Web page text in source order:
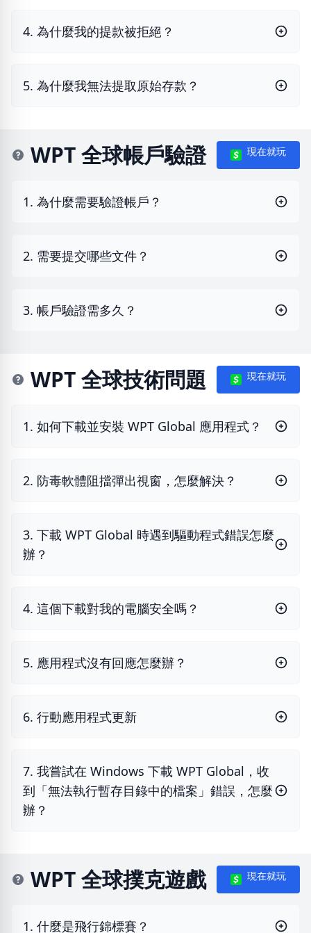
4. 為什麼我的提款被拒絕？
5. 為什麼我無法提取原始存款？
WPT 全球帳戶驗證 現在就玩
1. 為什麼需要驗證帳戶？
2. 需要提交哪些文件？
3. 帳戶驗證需多久？
WPT 全球技術問題 現在就玩
1. 如何下載並安裝 WPT Global 應用程式？
2. 防毒軟體阻擋彈出視窗，怎麼解決？
3. 下載 WPT Global 時遇到驅動程式錯誤怎麼
辦？
4. 這個下載對我的電腦安全嗎？
5. 應用程式沒有回應怎麼辦？
6. 行動應用程式更新
7. 我嘗試在 Windows 下載 WPT Global，收
到「無法執行暫存目錄中的檔案」錯誤，怎麼
辦？
WPT 全球撲克遊戲 現在就玩
1. 什麼是飛行錦標賽？